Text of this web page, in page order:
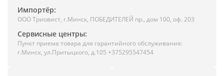
Импортёр:
ООО Триовист, г.Минск, ПОБЕДИТЕЛЕЙ пр., дом 100, оф. 203
Сервисные центры:
Пункт приема товара для гарантийного обслуживания:
г.Минск, ул.Притыцкого, д.105 +375295547454